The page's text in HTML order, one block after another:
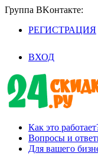
Группа BKoнтaктe:
РЕГИСТРАЦИЯ
ВХОД
Как это
Вопросы и
Для вашего